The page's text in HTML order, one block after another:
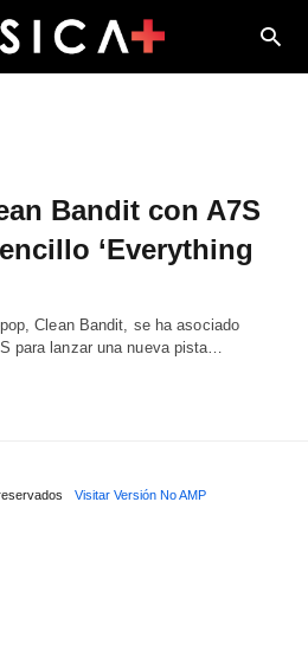
Bandit con A7S
‘Everything
Clean Bandit, se ha asociado
para lanzar una nueva pista…
Visitar Versión No AMP